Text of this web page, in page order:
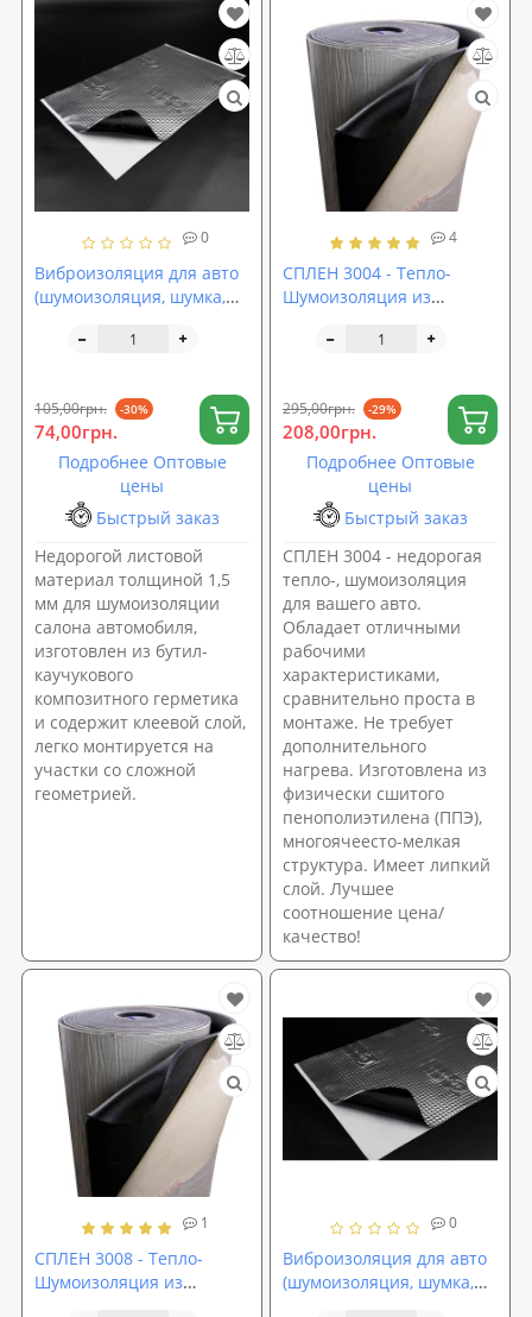
0
Виброизоляция для авто
(шумоизоляция, шумка,
шумовиброизоляция
105,00грн. -30%
74,00грн.
Подробнее Оптовые
цены
Быстрый заказ
Недорогой листовой
материал толщиной 1,5
мм для шумоизоляции
салона автомобиля,
изготовлен из бутил-
каучукового
композитного герметика
и содержит клеевой слой,
легко монтируется на
участки со сложной
геометрией.
4
СПЛЕН 3004 - Тепло-
Шумоизоляция из
полиэтилена ППЭ 4мм с
295,00грн. -29%
208,00грн.
Подробнее Оптовые
цены
Быстрый заказ
СПЛЕН 3004 - недорогая
тепло-, шумоизоляция
для вашего авто.
Обладает отличными
рабочими
характеристиками,
сравнительно проста в
монтаже. Не требует
дополнительного
нагрева. Изготовлена из
физически сшитого
пенополиэтилена (ППЭ),
многоячеесто-мелкая
структура. Имеет липкий
слой. Лучшее
соотношение цена/
качество!
1
СПЛЕН 3008 - Тепло-
Шумоизоляция из
0
Виброизоляция для авто
(шумоизоляция, шумка,